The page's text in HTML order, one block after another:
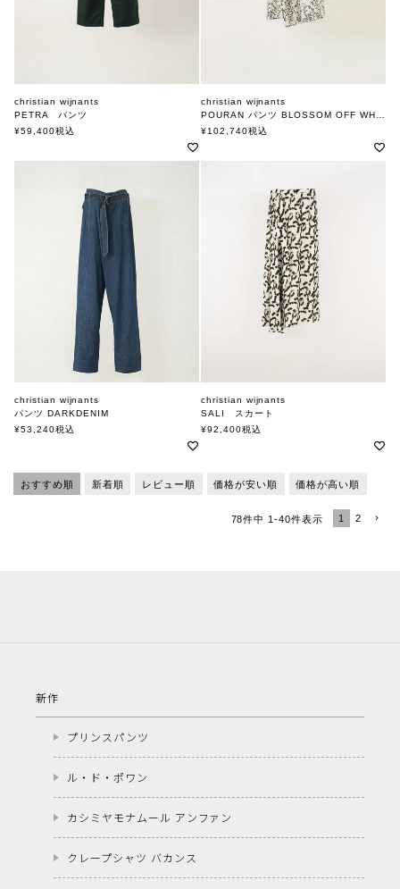
christian wijnants
PETRA パンツ
クリスチャンワイナンツ
¥59,400税込
christian wijnants
POURAN パンツ BLOSSOM OFF WHITE
クリスチャンワイナンツ
¥102,740税込
christian wijnants
パンツ DARKDENIM
クリスチャンワイナンツ
¥53,240税込
christian wijnants
SALI スカート
クリスチャンワイナンツ
¥92,400税込
おすすめ順 新着順 レビュー順 価格が安い順 価格が高い順
78件中 1-40件表示 1 2
新作
プリンスパンツ
ル・ド・ポワン
カシミヤモナムール アンファン
クレープシャツ バカンス